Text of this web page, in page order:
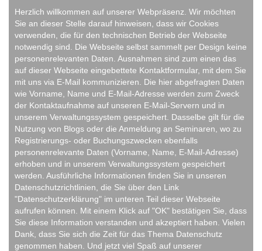
Herzlich willkommen auf unserer Webpräsenz. Wir möchten
Sie an dieser Stelle darauf hinweisen, dass wir Cookies
verwenden, die für den technischen Betrieb der Webseite
notwendig sind. Die Webseite selbst sammelt per Design keine
personenrelevanten Daten. Ausnahmen sind zum einen das
auf dieser Webseite eingebettete Kontaktformular, mit dem Sie
mit uns via E-Mail kommunizieren. Die hier abgefragten Daten
wie Vorname, Name und E-Mail-Adresse werden zum Zweck
der Kontaktaufnahme auf unseren E-Mail-Servern und in
unserem Verwaltungssystem gespeichert. Dasselbe gilt für die
Nutzung von Blogs oder die Anmeldung an Seminaren, wo zu
Registrierungs- oder Buchungszwecken ebenfalls
personenrelevante Daten (Vorname, Name, E-Mail-Adresse)
erhoben und in unserem Verwaltungssystem gespeichert
werden. Ausführliche Informationen finden Sie in unseren
Datenschutzrichtlinien, die Sie über den Link
"Datenschutzerklärung" im unteren Teil dieser Webseite
aufrufen können. Mit einem Klick auf "OK" bestätigen Sie, dass
Sie diese Information verstanden und akzeptiert haben. Vielen
Dank, dass Sie sich die Zeit für das Thema Datenschutz
genommen haben. Und jetzt viel Spaß auf unserer